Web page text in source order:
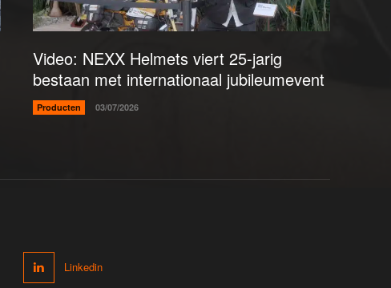
Video: NEXX Helmets viert 25-jarig
bestaan met internationaal jubileumevent
Producten 03/07/2026
Linkedin